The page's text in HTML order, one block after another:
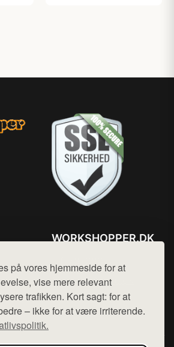
på vores hjemmeside for at
vise mere relevant
trafikken. Kort sagt: for at
– ikke for at være irriterende.
WORKSHOPPER.DK
Mail: hej@want.dk
Cookie- og privatlivspolitik